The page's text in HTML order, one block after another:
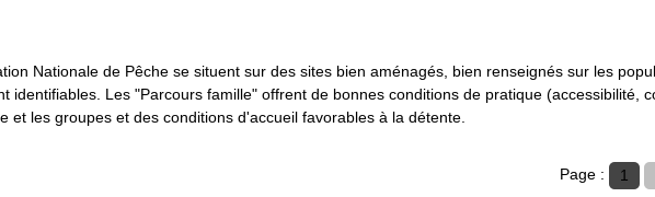
Nationale de Pêche se situent sur des sites bien aménagés, bien renseignés sur les
identifiables. Les "Parcours famille" offrent de bonnes conditions de pratique (accessibilité,
et les groupes et des conditions d'accueil favorables à la détente.
Page : 1